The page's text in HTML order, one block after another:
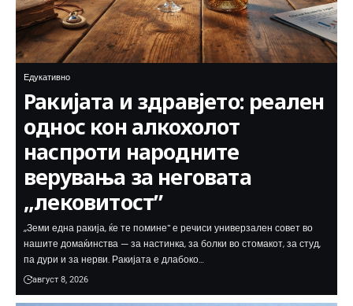
Едукативно
Ракијата и здравјето: реален
однос кон алкохолот
наспроти народните
верувања за неговата
„лековитост”
„Земи една ракија, ќе те помине" е речиси универзален совет во
нашите домаќинства — за настинка, за болки во стомакот, за студ,
па дури и за нерви. Ракијата е длабоко…
август 8, 2026